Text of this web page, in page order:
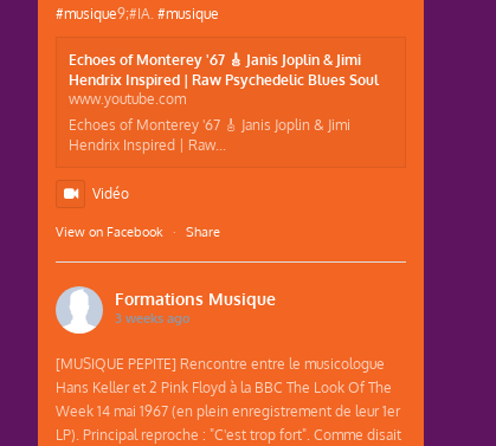
#musique9;#IA. #musique
Echoes of Monterey '67 🎸 Janis Joplin & Jimi
Hendrix Inspired | Raw Psychedelic Blues Soul
www.youtube.com
Echoes of Monterey '67 🎸 Janis Joplin & Jimi
Hendrix Inspired | Raw...
Vidéo
View on Facebook · Share
Formations Musique
3 weeks ago
[MUSIQUE PEPITE] Rencontre entre le musicologue
Hans Keller et 2 Pink Floyd à la BBC The Look Of The
Week 14 mai 1967 (en plein enregistrement de leur 1er
LP). Principal reproche : "C'est trop fort". Comme disait